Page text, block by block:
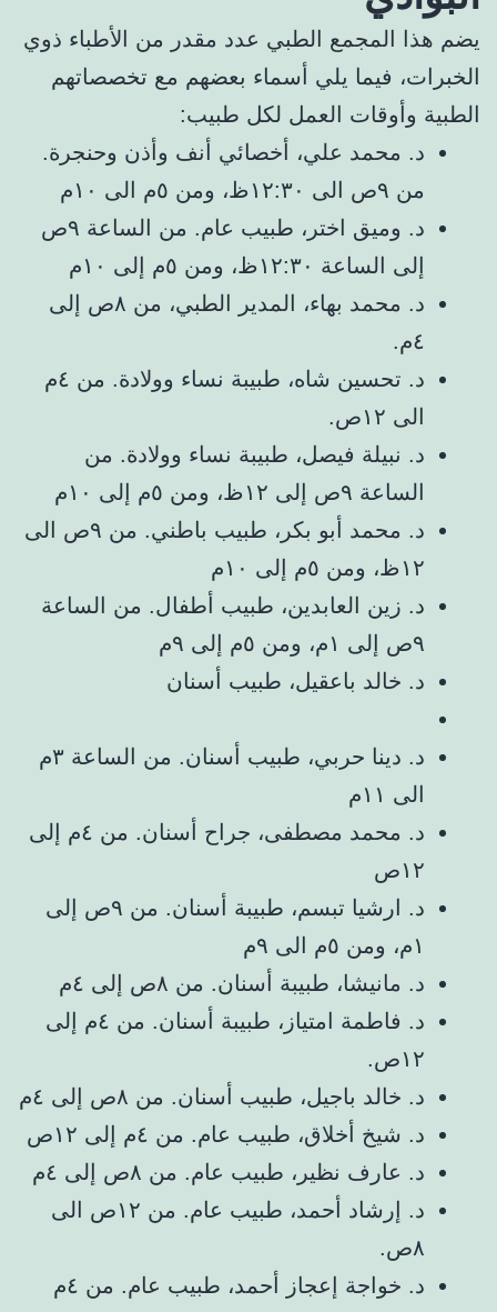
يضم هذا المجمع الطبي عدد مقدر من الأطباء ذوي
الخبرات، فيما يلي أسماء بعضهم مع تخصصاتهم
الطبية وأوقات العمل لكل طبيب:
د. محمد علي، أخصائي أنف وأذن وحنجرة.
من ٩ص الى ١٢:٣٠ظ، ومن ٥م الى ١٠م
د. وميق اختر، طبيب عام. من الساعة ٩ص
إلى الساعة ١٢:٣٠ظ، ومن ٥م إلى ١٠م
د. محمد بهاء، المدير الطبي، من ٨ص إلى
٤م.
د. تحسين شاه، طبيبة نساء وولادة. من ٤م
الى ١٢ص.
د. نبيلة فيصل، طبيبة نساء وولادة. من
الساعة ٩ص إلى ١٢ظ، ومن ٥م إلى ١٠م
د. محمد أبو بكر، طبيب باطني. من ٩ص الى
١٢ظ، ومن ٥م إلى ١٠م
د. زين العابدين، طبيب أطفال. من الساعة
٩ص إلى ١م، ومن ٥م إلى ٩م
د. خالد باعقيل، طبيب أسنان
د. دينا حربي، طبيب أسنان. من الساعة ٣م
الى ١١م
د. محمد مصطفى، جراح أسنان. من ٤م إلى
١٢ص
د. ارشيا تبسم، طبيبة أسنان. من ٩ص إلى
١م، ومن ٥م الى ٩م
د. مانيشا، طبيبة أسنان. من ٨ص إلى ٤م
د. فاطمة امتياز، طبيبة أسنان. من ٤م إلى
١٢ص.
د. خالد باجيل، طبيب أسنان. من ٨ص إلى ٤م
د. شيخ أخلاق، طبيب عام. من ٤م إلى ١٢ص
د. عارف نظير، طبيب عام. من ٨ص إلى ٤م
د. إرشاد أحمد، طبيب عام. من ١٢ص الى
٨ص.
د. خواجة إعجاز أحمد، طبيب عام. من ٤م